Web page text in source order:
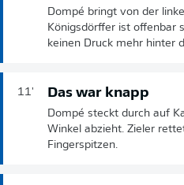
Dompé bringt von der
Königsdörffer ist offenbar
keinen Druck mehr hinter
11' Das war knapp
Dompé steckt durch auf
Winkel abzieht. Zieler
Fingerspitzen.